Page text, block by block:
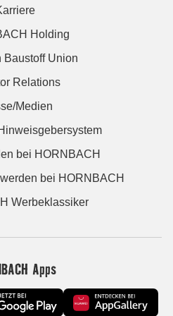
Holding
Baustoff Union
Relations
Medien
bei HORNBACH
bei HORNBACH
Werbeklassiker
Apps